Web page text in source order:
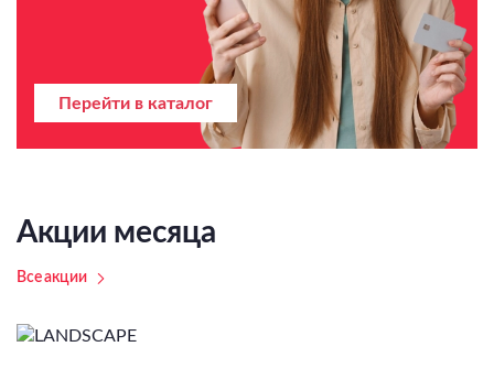
Перейти в каталог
Акции месяца
Все акции